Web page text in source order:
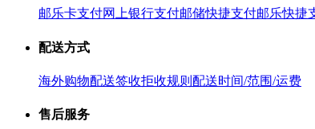
邮乐卡支付网上银行支付邮储快捷支付邮乐快捷
配送方式
海外购物配送签收拒收规则 配送时间/范围/运费
售后服务